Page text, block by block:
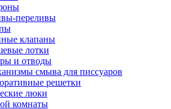
переливы
клапаны
лотки
и отводы
смыва для писсуаров
решетки
люки
комнаты